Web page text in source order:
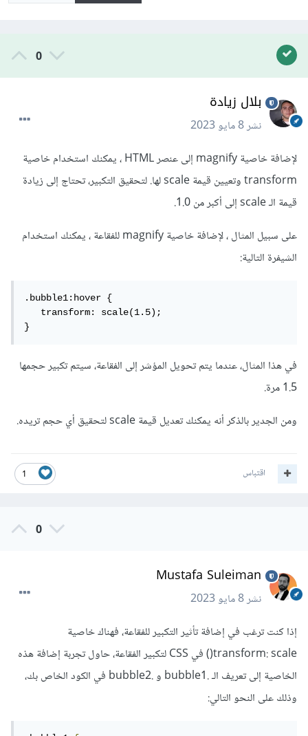
0
بلال زيادة
نشر8 مايو 2023
لإضافة خاصية magnify إلى عنصر HTML ، يمكنك استخدام خاصية
transform وتعيين قيمة scale لها. لتحقيق التكبير، تحتاج إلى زيادة
قيمة الـ scale إلى أكبر من 1.0.
على سبيل المثال ، لإضافة خاصية magnify للفقاعة ، يمكنك استخدام
الشيفرة التالية:
.bubble1:hover {
   transform: scale(1.5);
}
في هذا المثال، عندما يتم تحويل المؤشر إلى الفقاعة، سيتم تكبير حجمها
1.5 مرة.
ومن الجدير بالذكر أنه يمكنك تعديل قيمة scale لتحقيق أي حجم تريده.
1 اقتباس
0
Mustafa Suleiman
نشر8 مايو 2023
إذا كنت ترغب في إضافة تأثير التكبير للفقاعة، فهناك خاصية
transform: scale() في CSS لتكبير الفقاعة، حاول تجربة إضافة هذه
الخاصية إلى تعريف الـ .bubble1 و .bubble2 في الكود الخاص بك،
وذلك على النحو التالي: